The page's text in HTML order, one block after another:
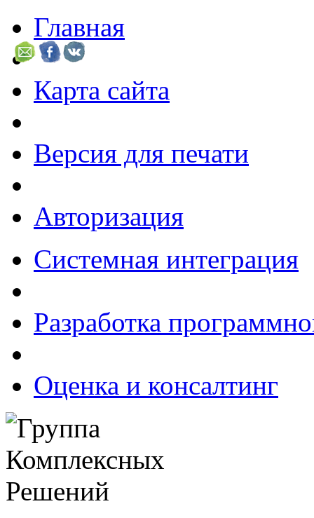
Главная
Карта сайта
Версия для печати
Авторизация
Системная интеграция
Разработка
Оценка и консалтинг